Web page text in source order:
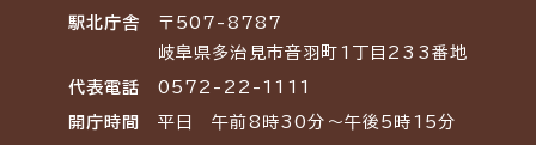
駅北庁舎
〒507-8787
岐阜県多治見市音羽町1丁目233番地
代表電話 0572-22-1111
開庁時間 平日 午前8時30分～午後5時15分